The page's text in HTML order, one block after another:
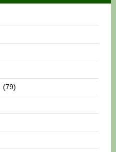
(79)